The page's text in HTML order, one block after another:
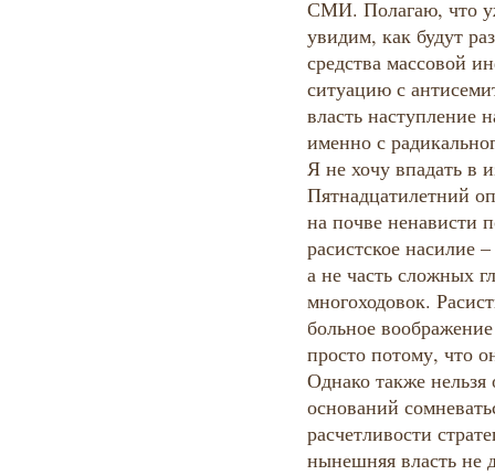
СМИ. Полагаю, что
увидим, как будут
средства массовой
ситуацию с
власть наступление
именно с
Я не хочу впадать в
Пятнадцатилетний
на почве ненависти
расистское насилие
а не часть сложных
многоходовок.
больное
просто потому, что
Однако также нельзя
оснований
расчетливости
нынешняя власть не